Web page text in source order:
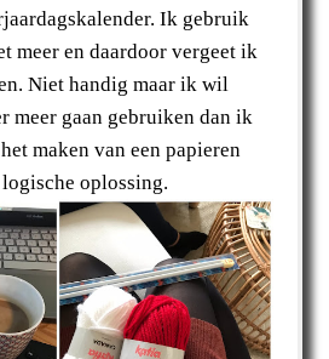
Ik gebruik
meer en daardoor vergeet ik
Niet handig maar ik wil
meer gaan gebruiken dan ik
maken van een papieren
oplossing.